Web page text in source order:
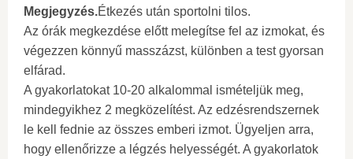
Megjegyzés.Étkezés után sportolni tilos.
Az órák megkezdése előtt melegítse fel az izmokat, és
végezzen könnyű masszázst, különben a test gyorsan
elfárad.
A gyakorlatokat 10-20 alkalommal ismételjük meg,
mindegyikhez 2 megközelítést. Az edzésrendszernek
le kell fednie az összes emberi izmot. Ügyeljen arra,
hogy ellenőrizze a légzés helyességét. A gyakorlatok